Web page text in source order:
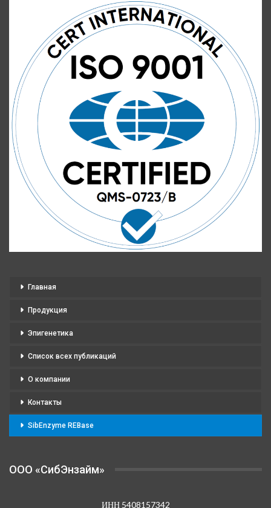
Главная
Продукция
Эпигенетика
Список всех публикаций
О компании
Контакты
SibEnzyme REBase
OOO «СибЭнзайм»
ИНН 5408157342